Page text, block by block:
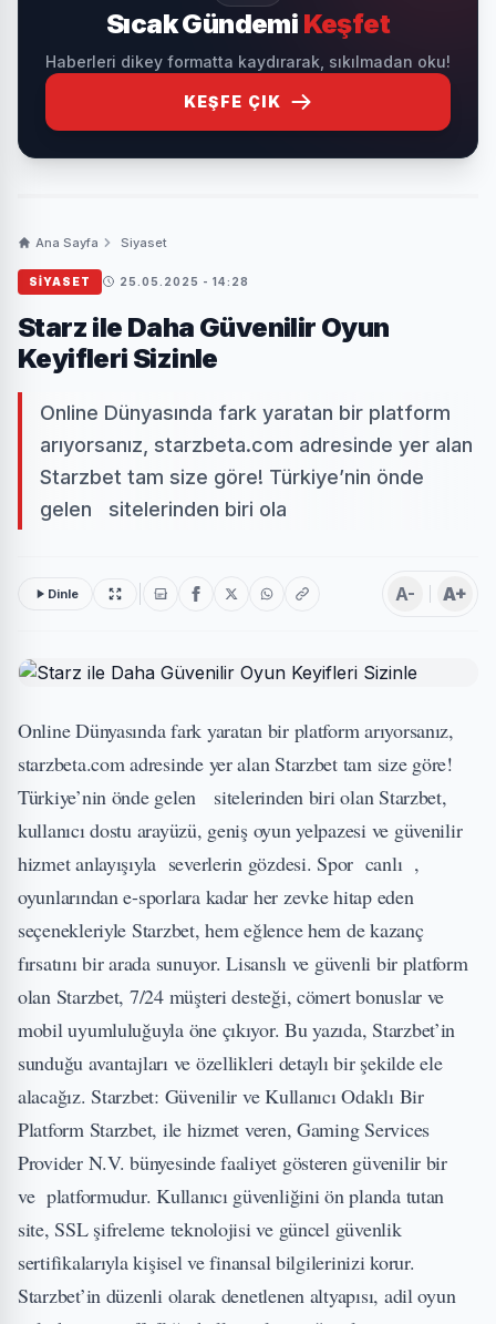
Sıcak Gündemi Keşfet
Haberleri dikey formatta kaydırarak, sıkılmadan oku!
KEŞFE ÇIK
Ana Sayfa Siyaset
SIYASET 25.05.2025 - 14:28
Starz ile Daha Güvenilir Oyun
Keyifleri Sizinle
Online Dünyasında fark yaratan bir platform
arıyorsanız, starzbeta.com adresinde yer alan
Starzbet tam size göre! Türkiye’nin önde
gelen sitelerinden biri ola
Dinle A- A+
Online Dünyasında fark yaratan bir platform arıyorsanız,
starzbeta.com adresinde yer alan Starzbet tam size göre!
Türkiye’nin önde gelen sitelerinden biri olanStarzbet,
kullanıcı dostu arayüzü, geniş oyun yelpazesi ve güvenilir
hizmet anlayışıyla severlerin gözdesi. Spor canlı ,
oyunlarından e-sporlara kadar her zevke hitap eden
seçenekleriyle Starzbet, hem eğlence hem de kazanç
fırsatını bir arada sunuyor. Lisanslı ve güvenli bir platform
olan Starzbet, 7/24 müşteri desteği, cömert bonuslar ve
mobil uyumluluğuyla öne çıkıyor. Bu yazıda, Starzbet’in
sunduğu avantajları ve özellikleri detaylı bir şekilde ele
alacağız. Starzbet: Güvenilir ve Kullanıcı Odaklı Bir
Platform Starzbet, ile hizmet veren, Gaming Services
Provider N.V. bünyesinde faaliyet gösteren güvenilir bir
ve platformudur. Kullanıcı güvenliğini ön planda tutan
site, SSL şifreleme teknolojisi ve güncel güvenlik
sertifikalarıyla kişisel ve finansal bilgilerinizi korur.
Starzbet’in düzenli olarak denetlenen altyapısı, adil oyun